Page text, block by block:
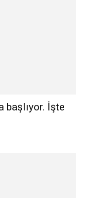
başlıyor. İşte